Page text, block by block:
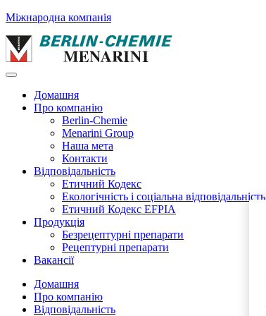
Міжнародна компанія
Домашня
Про компанію
Berlin-Chemie
Menarini Group
Наша мета
Контакти
Відповідальність
Етичний Кодекс
Екологічність і соціальна відповідальність
Етичний Кодекс EFPIA
Продукція
Безрецептурні препарати
Рецептурні препарати
Вакансії
Домашня
Про компанію
Відповідальність